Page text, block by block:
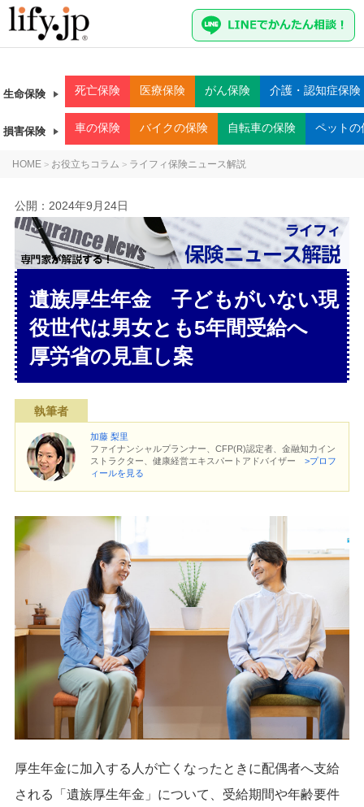
生命保険 死亡保険 医療保険 がん保険 介護・認知症保険
損害保険 車の保険 バイクの保険 自転車の保険 ペットの
HOME > お役立ちコラム > ライフィ保険ニュース解説
公開： 2024年9月24日
遺族厚生年金 子どもがいない現
役世代は男女とも5年間受給へ
厚労省の見直し案
執筆者
加藤 梨里
ファイナンシャルプランナー、CFP(R)認定者、金融知力イン
ストラクター、健康経営エキスパートアドバイザー >プロフ
ィールを見る
厚生年金に加入する人が亡くなったときに配偶者へ支給
される「遺族厚生年金」について、受給期間や年齢要件